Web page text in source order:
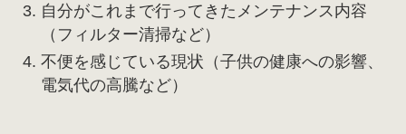
自分がこれまで行ってきたメンテナンス内容
（フィルター清掃など）
不便を感じている現状（子供の健康への影響、
電気代の高騰など）